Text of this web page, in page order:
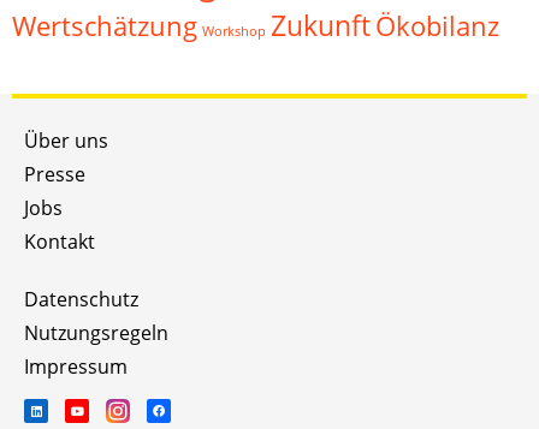
Wertschätzung Workshop ZukunftÖkobilanz
Über uns
Presse
Jobs
Kontakt
Datenschutz
Nutzungsregeln
Impressum